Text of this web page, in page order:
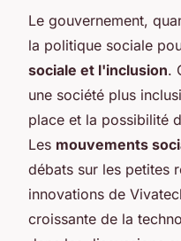
Le gouvernement,
la politique sociale
sociale et l'inclusion.
une société plus
place et la possibilité
Les mouvements
débats sur les petites
innovations de
croissante de la